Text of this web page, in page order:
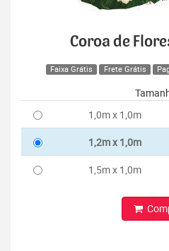
Coroa de
Faixa Grátis Frete Grátis
1,0m x 1,0m
1,2m x 1,0m
1,5m x 1,0m